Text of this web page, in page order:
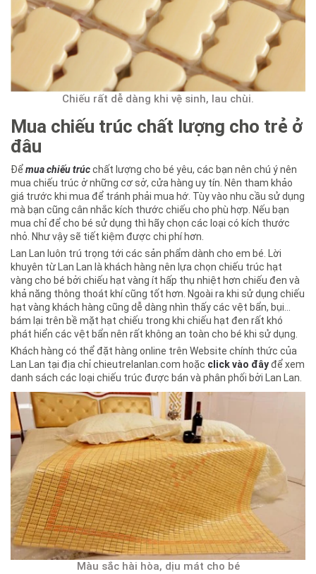
Chiếu rất dễ dàng khi vệ sinh, lau chùi.
Mua chiếu trúc chất lượng cho trẻ ở
đâu
Đểmua chiếu trúcchất lượng cho bé yêu, các bạn nên chú ý nên
mua chiếu trúc ở những cơ sở, cửa hàng uy tín. Nên tham khảo
giá trước khi mua để tránh phải mua hớ. Tùy vào nhu cầu sử dụng
mà bạn cũng cân nhắc kích thước chiếu cho phù hợp. Nếu bạn
mua chỉ để cho bé sử dụng thì hãy chọn các loại có kích thước
nhỏ. Như vậy sẽ tiết kiệm được chi phí hơn.
Lan Lan luôn trú trọng tới các sản phẩm dành cho em bé. Lời
khuyên từ Lan Lan là khách hàng nên lựa chọn chiếu trúc hạt
vàng cho bé bởi chiếu hạt vàng ít hấp thụ nhiệt hơn chiếu đen và
khả năng thông thoát khí cũng tốt hơn. Ngoài ra khi sử dụng chiếu
hạt vàng khách hàng cũng dễ dàng nhìn thấy các vệt bẩn, bụi...
bám lại trên bề mặt hạt chiếu trong khi chiếu hạt đen rất khó
phát hiển các vệt bẩn nên rất không an toàn cho bé khi sử dụng.
Khách hàng có thể đặt hàng online trên Website chính thức của
Lan Lan tại địa chỉ chieutrelanlan.com hoặc click vào đâyđể xem
danh sách các loại chiếu trúc được bán và phân phối bởi Lan Lan.
Màu sắc hài hòa, dịu mát cho bé